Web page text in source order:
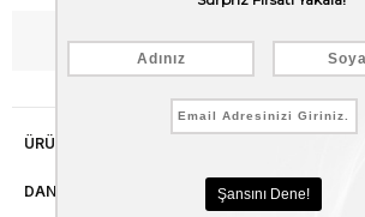
WhatsApp’tan Bilgi Al
ÜRÜN ÖZELLIKLERI
DANIŞMA HATTI